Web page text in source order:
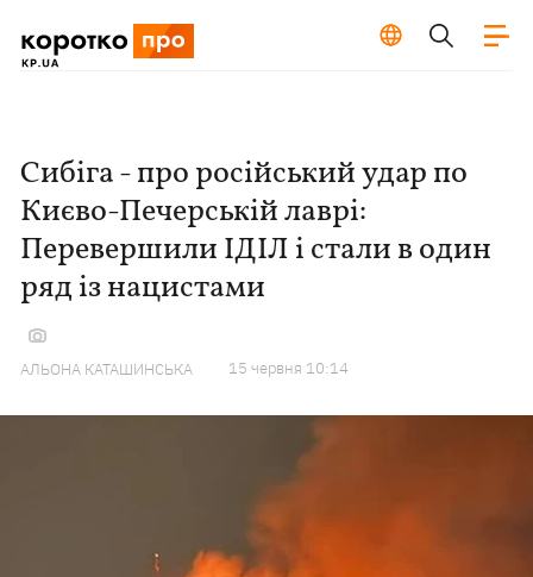
Сибіга - про російський удар по
Києво-Печерській лаврі:
Перевершили ІДІЛ і стали в один
ряд із нацистами
АЛЬОНА КАТАШИНСЬКА 15 червня 10:14